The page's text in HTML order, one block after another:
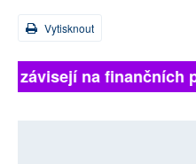
Vytisknout
závisejí na finančních